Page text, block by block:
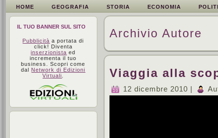
HOME GEOGRAFIA STORIA ECONOMIA
IL TUO BANNER SUL SITO
Pubblicità a portata di
click! Diventa
inserzionista ed
incrementa il tuo
business. Scopri come
dal Network di Edizioni
Virtuali
Archivio Autore
Viaggia alla
12 dicembre 2010 |